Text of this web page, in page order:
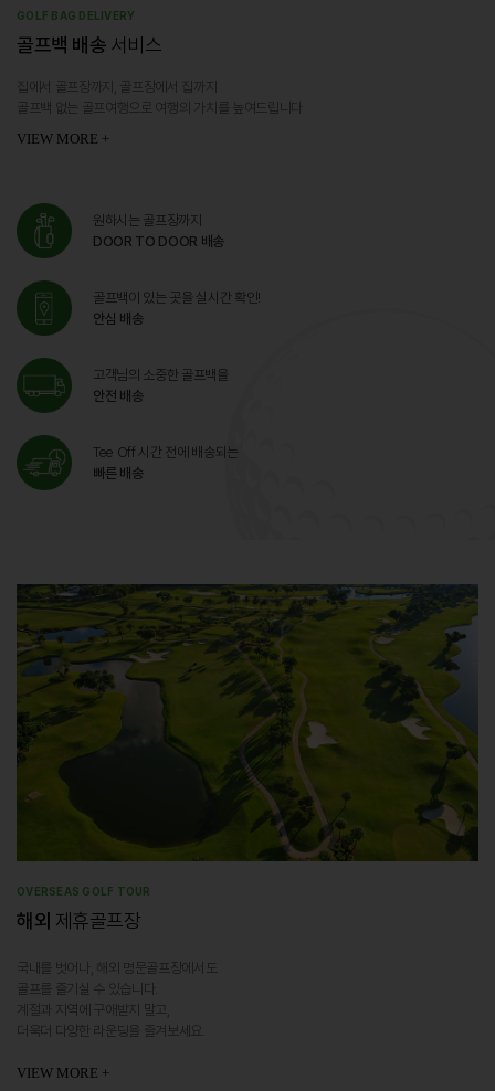
GOLF BAG DELIVERY
골프백 배송 서비스
집에서 골프장까지, 골프장에서 집까지
골프백 없는 골프여행으로 여행의 가치를 높여드립니다
VIEW MORE +
원하시는 골프장까지
DOOR TO DOOR 배송
골프백이 있는 곳을 실시간 확인!
안심 배송
고객님의 소중한 골프백을
안전 배송
Tee Off 시간 전에 배송되는
빠른 배송
OVERSEAS GOLF TOUR
해외 제휴골프장
국내를 벗어나, 해외 명문골프장에서도
골프를 즐기실 수 있습니다.
계절과 지역에 구애받지 말고,
더욱더 다양한 라운딩을 즐겨보세요.
VIEW MORE +